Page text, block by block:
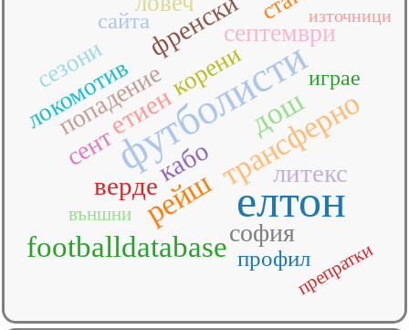
елтон
футболисти
рейш
трансферно
footballdatabase
дош
верде
етиен
кабо литекс
френски
попадение
сент
септември
софия
корени
локомотив
сезони
профил
сайта
играе
външни
препратки
източници